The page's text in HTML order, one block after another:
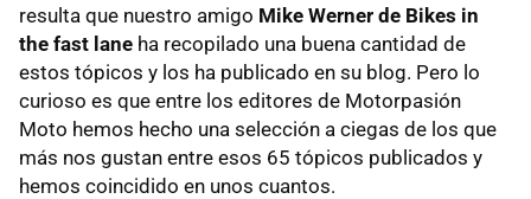
resulta que nuestro amigo Mike Werner de Bikes in
the fast lane ha recopilado una buena cantidad de
estos tópicos y los ha publicado en su blog. Pero lo
curioso es que entre los editores de Motorpasión
Moto hemos hecho una selección a ciegas de los que
más nos gustan entre esos 65 tópicos publicados y
hemos coincidido en unos cuantos.